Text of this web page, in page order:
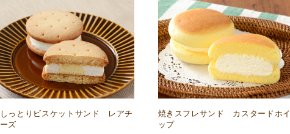
しっとりビスケットサンド レアチ
ーズ
焼きスフレサンド カスタードホイ
ップ